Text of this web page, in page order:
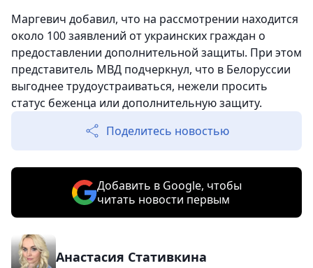
Маргевич добавил, что на рассмотрении находится
около 100 заявлений от украинских граждан о
предоставлении дополнительной защиты. При этом
представитель МВД подчеркнул, что в Белоруссии
выгоднее трудоустраиваться, нежели просить
статус беженца или дополнительную защиту.
Поделитесь новостью
Добавить в Google, чтобы
читать новости первым
Анастасия Стативкина